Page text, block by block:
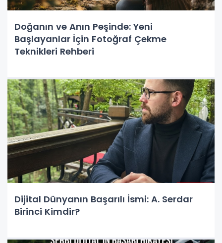
Doğanın ve Anın Peşinde: Yeni
Başlayanlar İçin Fotoğraf Çekme
Teknikleri Rehberi
Dijital Dünyanın Başarılı İsmi: A. Serdar
Birinci Kimdir?